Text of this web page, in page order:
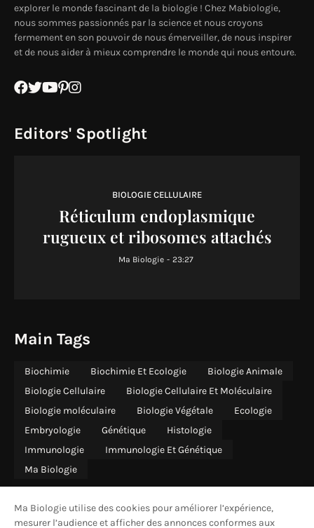
explorer le monde fascinant de la biologie ! Chez Mabiologie,
nous sommes passionnés par la science et nous croyons
fermement en son pouvoir de nous émerveiller, de nous inspirer
et de nous aider à mieux comprendre le monde qui nous entoure.
Editors' Spotlight
BIOLOGIE CELLULAIRE
Réticulum endoplasmique
rugueux et ribosomes attachés
Ma Biologie - 23:27
Main Tags
Biochimie Biochimie Et Ecologie
Biologie Animale
Biologie Cellulaire
Biologie Cellulaire Et Moléculaire
Biologie moléculaire
Biologie Végétale
Ecologie
Embryologie
Génétique
Histologie
Immunologie
Immunologie Et Génétique
Ma Biologie
Ma Biologie utilise des cookies pour améliorer l’expérience,
mesurer l’audience et afficher des annonces conformes aux